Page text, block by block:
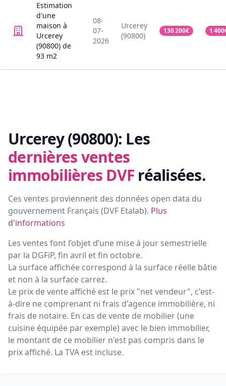
Estimation
d'une
maison à
Urcerey
(90800) de
93 m2
08-
07-
2026
Urcerey
(90800)
130 200€ 1 400
Urcerey (90800): Les
dernières ventes
immobilières DVF réalisées.
Ces ventes proviennent des données open data du
gouvernement Français (DVF Etalab). Plus
d'informations
Les ventes font l’objet d’une mise à jour semestrielle
par la DGFiP, fin avril et fin octobre.
La surface affichée correspond à la surface réelle bâtie
et non à la surface carrez.
Le prix de vente affiché est le prix "net vendeur", c'est-
à-dire ne comprenant ni frais d'agence immobilière, ni
frais de notaire. En cas de vente de mobilier (une
cuisine équipée par exemple) avec le bien immobilier,
le montant de ce mobilier n'est pas compris dans le
prix affiché. La TVA est incluse.